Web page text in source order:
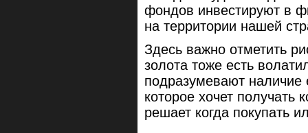
фондов инвестируют в
на территории нашей
Здесь важно отметить
золота тоже есть
подразумевают наличие
которое хочет получать
решает когда покупать